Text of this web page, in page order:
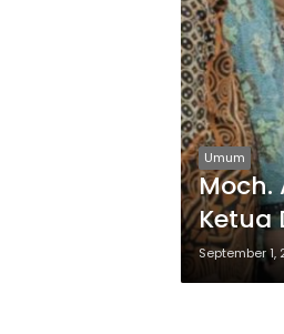
Umum
Moch.
Ketua
September 1,